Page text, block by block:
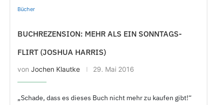
Bücher
BUCHREZENSION: MEHR ALS EIN SONNTAGS-
FLIRT (JOSHUA HARRIS)
von Jochen Klautke 29. Mai 2016
„Schade, dass es dieses Buch nicht mehr zu kaufen gibt!“